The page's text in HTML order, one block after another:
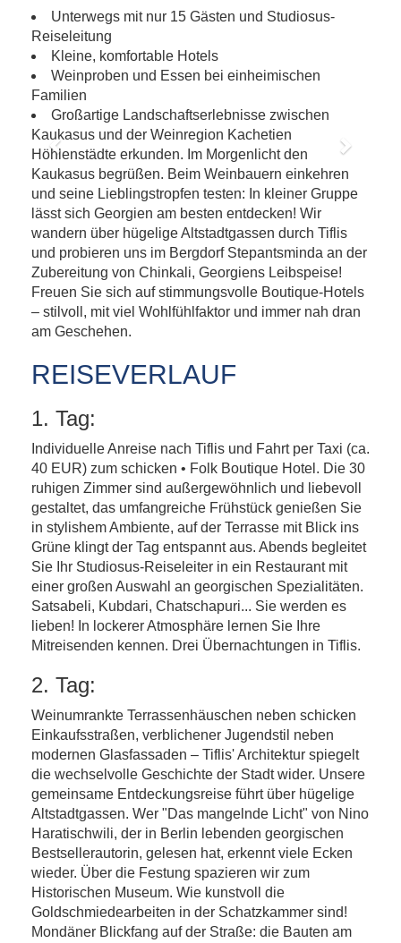
Unterwegs mit nur 15 Gästen und Studiosus-
Reiseleitung
Kleine, komfortable Hotels
Weinproben und Essen bei einheimischen
Familien
Großartige Landschaftserlebnisse zwischen
Kaukasus und der Weinregion Kachetien
Previous Next
Höhlenstädte erkunden. Im Morgenlicht den
Kaukasus begrüßen. Beim Weinbauern einkehren
und seine Lieblingstropfen testen: In kleiner Gruppe
lässt sich Georgien am besten entdecken! Wir
wandern über hügelige Altstadtgassen durch Tiflis
und probieren uns im Bergdorf Stepantsminda an der
Zubereitung von Chinkali, Georgiens Leibspeise!
Freuen Sie sich auf stimmungsvolle Boutique-Hotels
– stilvoll, mit viel Wohlfühlfaktor und immer nah dran
am Geschehen.
REISEVERLAUF
1. Tag:
Individuelle Anreise nach Tiflis und Fahrt per Taxi (ca.
40 EUR) zum schicken • Folk Boutique Hotel. Die 30
ruhigen Zimmer sind außergewöhnlich und liebevoll
gestaltet, das umfangreiche Frühstück genießen Sie
in stylishem Ambiente, auf der Terrasse mit Blick ins
Grüne klingt der Tag entspannt aus. Abends begleitet
Sie Ihr Studiosus-Reiseleiter in ein Restaurant mit
einer großen Auswahl an georgischen Spezialitäten.
Satsabeli, Kubdari, Chatschapuri... Sie werden es
lieben! In lockerer Atmosphäre lernen Sie Ihre
Mitreisenden kennen. Drei Übernachtungen in Tiflis.
2. Tag:
Weinumrankte Terrassenhäuschen neben schicken
Einkaufsstraßen, verblichener Jugendstil neben
modernen Glasfassaden – Tiflis' Architektur spiegelt
die wechselvolle Geschichte der Stadt wider. Unsere
gemeinsame Entdeckungsreise führt über hügelige
Altstadtgassen. Wer "Das mangelnde Licht" von Nino
Haratischwili, der in Berlin lebenden georgischen
Bestsellerautorin, gelesen hat, erkennt viele Ecken
wieder. Über die Festung spazieren wir zum
Historischen Museum. Wie kunstvoll die
Goldschmiedearbeiten in der Schatzkammer sind!
Mondäner Blickfang auf der Straße: die Bauten am